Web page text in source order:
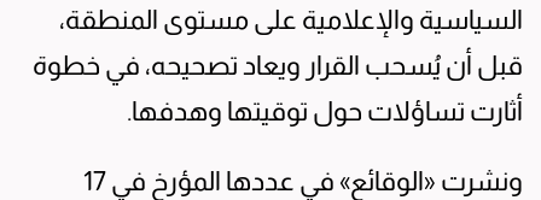
السياسية والإعلامية على مستوى المنطقة،
قبل أن يُسحب القرار ويعاد تصحيحه، في خطوة
أثارت تساؤلات حول توقيتها وهدفها.
ونشرت «الوقائع» في عددها المؤرخ في 17